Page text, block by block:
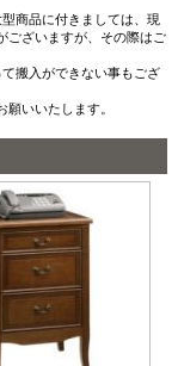
商品に付きましては、現
ございますが、その際はご
搬入ができない事もござ
いいたします。